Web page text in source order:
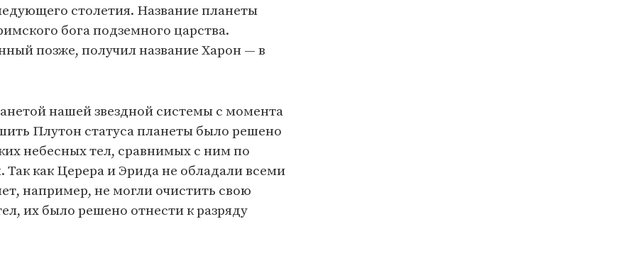
столетия. Название планеты
бога подземного царства.
позже, получил название Харон — в
нашей звездной системы с момента
Плутон статуса планеты было решено
небесных тел, сравнимых с ним по
как Церера и Эрида не обладали всеми
например, не могли очистить свою
их было решено отнести к разряду